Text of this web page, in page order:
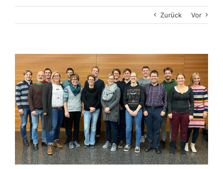
Zurück Vor
Zeige
grösseres
Bild